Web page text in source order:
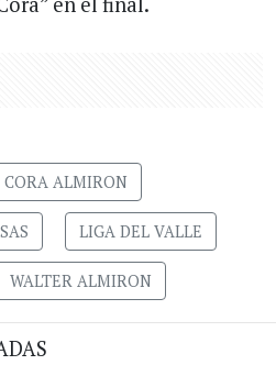
CORA ALMIRON
LIGA DEL VALLE
WALTER ALMIRON